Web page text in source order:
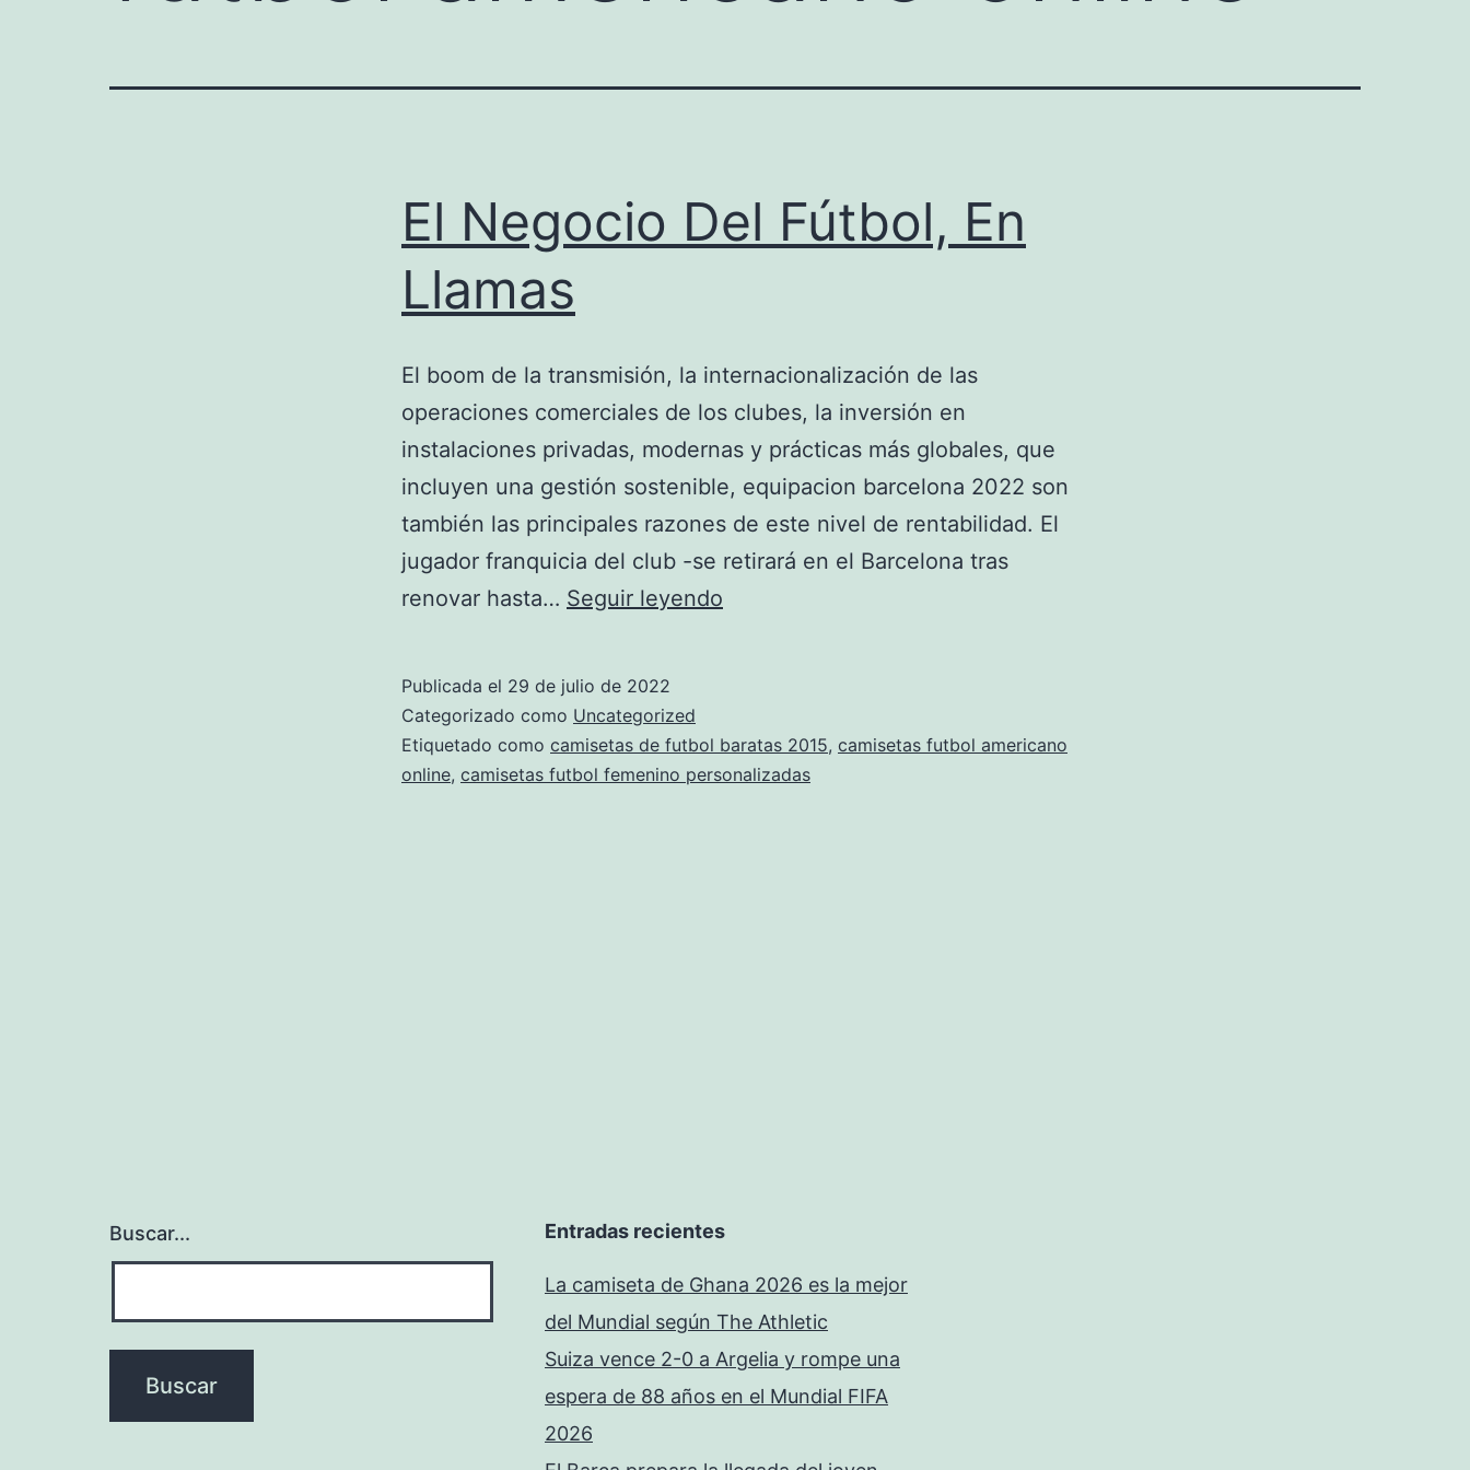
El Negocio Del Fútbol, En
Llamas
El boom de la transmisión, la internacionalización de las
operaciones comerciales de los clubes, la inversión en
instalaciones privadas, modernas y prácticas más globales, que
incluyen una gestión sostenible, equipacion barcelona 2022 son
también las principales razones de este nivel de rentabilidad. El
jugador franquicia del club -se retirará en el Barcelona tras
renovar hasta… Seguir leyendo
En
Llamas
Publicada el 29 de julio de 2022
Categorizado como Uncategorized
Etiquetado como camisetas de futbol baratas 2015, camisetas futbol americano
online, camisetas futbol femenino personalizadas
Buscar... Entradas recientes
La camiseta de Ghana 2026 es la mejor
del Mundial según The Athletic
Suiza vence 2-0 a Argelia y rompe una
espera de 88 años en el Mundial FIFA
2026